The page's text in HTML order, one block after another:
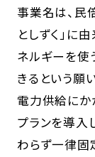
事業名は、民
としずく」に
ネルギーを使
きるという願
電力供給にか
プランを導入
わらず一律固